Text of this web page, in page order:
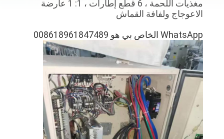
اتصل
أخبار
اطلب
اقتباس
خريطة
مغذيات اللحمة ، 6 قطع إطارات ، 1: 1 عارضة
الاعوجاج ولفافة القماش
WhatsApp الخاص بي هو 008618961847489